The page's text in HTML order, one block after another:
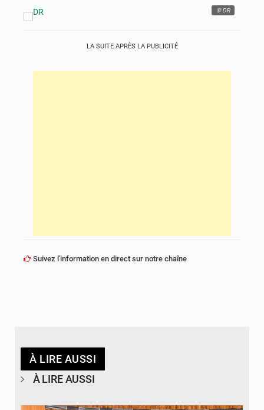
© DR
LA SUITE APRÈS LA PUBLICITÉ
Suivez l'information en direct sur notre chaîne
À LIRE AUSSI
À LIRE AUSSI